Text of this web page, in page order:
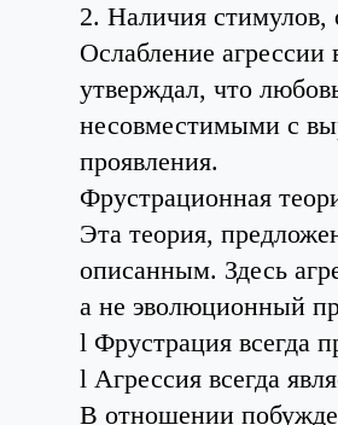
2. Наличия стимулов,
Ослабление
утверждал, что
несовместимыми с
проявления.
Фрустрационная
Эта теория,
описанным. Здесь
а не эволюционный
l Фрустрация всегда
l Агрессия всегда
В отношении